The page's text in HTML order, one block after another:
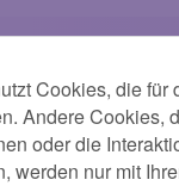
auch
Cookies, die
Andere Cookies,
oder die
werden nur mit